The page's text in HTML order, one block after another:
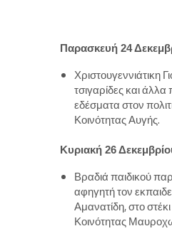
Παρασκευή 24
Χριστουγεννιάτικη
τσιγαρίδες και
εδέσματα στον
Κοινότητας Αυγής.
Κυριακή 26
Βραδιά παιδικού
αφηγητή τον
Αμανατίδη, στο
Κοινότητας